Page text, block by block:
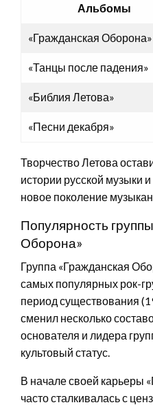
Альбомы
«Гражданская Оборона»
«Танцы после падения»
«Библия Летова»
«Песни декабря»
Творчество Летова
истории русской музыки
новое поколение
Популярность
Оборона»
Группа «Гражданская
самых популярных рок-
период существования
сменил несколько
основателя и лидера
культовый статус.
В начале своей карьеры
часто сталкивалась с